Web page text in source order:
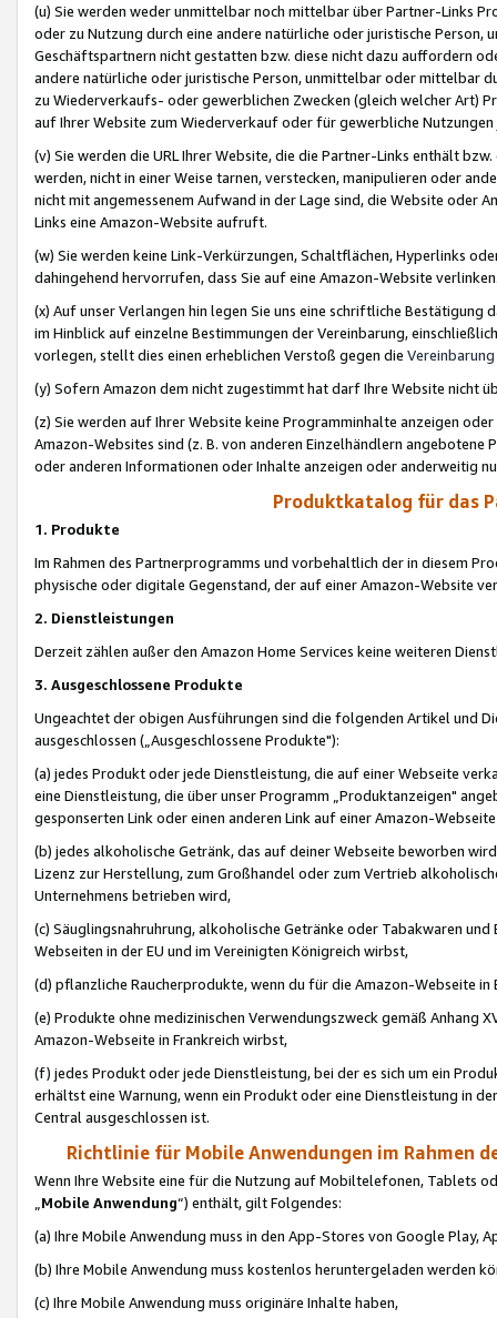
(u) Sie werden weder unmittelbar noch mittelbar über Partner-Links
oder zu Nutzung durch eine andere natürliche oder juristische
Geschäftspartnern nicht gestatten bzw. diese nicht dazu auffordern
andere natürliche oder juristische Person, unmittelbar oder mittelbar
zu Wiederverkaufs- oder gewerblichen Zwecken (gleich welcher Art)
auf Ihrer Website zum Wiederverkauf oder für gewerbliche
(v) Sie werden die URL Ihrer Website, die die Partner-Links enthält
werden, nicht in einer Weise tarnen, verstecken, manipulieren oder
nicht mit angemessenem Aufwand in der Lage sind, die Website oder
Links eine Amazon-Website aufruft.
(w) Sie werden keine Link-Verkürzungen, Schaltflächen, Hyperlinks
dahingehend hervorrufen, dass Sie auf eine Amazon-Website
(x) Auf unser Verlangen hin legen Sie uns eine schriftliche
im Hinblick auf einzelne Bestimmungen der Vereinbarung,
vorlegen, stellt dies einen erheblichen Verstoß gegen die Vereinbarung
(y) Sofern Amazon dem nicht zugestimmt hat darf Ihre Website nicht
(z) Sie werden auf Ihrer Website keine Programminhalte anzeigen
Amazon-Websites sind (z. B. von anderen Einzelhändlern
oder anderen Informationen oder Inhalte anzeigen oder anderweitig
Produktkatalog für das
1. Produkte
Im Rahmen des Partnerprogramms und vorbehaltlich der in diesem
physische oder digitale Gegenstand, der auf einer Amazon-Website
2. Dienstleistungen
Derzeit zählen außer den Amazon Home Services keine weiteren
3. Ausgeschlossene Produkte
Ungeachtet der obigen Ausführungen sind die folgenden Artikel und
ausgeschlossen („Ausgeschlossene Produkte"):
(a) jedes Produkt oder jede Dienstleistung, die auf einer Webseite
eine Dienstleistung, die über unser Programm „Produktanzeigen"
gesponserten Link oder einen anderen Link auf einer Amazon-
(b) jedes alkoholische Getränk, das auf deiner Webseite beworben
Lizenz zur Herstellung, zum Großhandel oder zum Vertrieb
Unternehmens betrieben wird,
(c) Säuglingsnahruhrung, alkoholische Getränke oder Tabakwaren
Webseiten in der EU und im Vereinigten Königreich wirbst,
(d) pflanzliche Raucherprodukte, wenn du für die Amazon-Webseite in
(e) Produkte ohne medizinischen Verwendungszweck gemäß Anhang
Amazon-Webseite in Frankreich wirbst,
(f) jedes Produkt oder jede Dienstleistung, bei der es sich um ein
erhältst eine Warnung, wenn ein Produkt oder eine Dienstleistung in
Central ausgeschlossen ist.
Richtlinie für Mobile Anwendungen im Rahmen
Wenn Ihre Website eine für die Nutzung auf Mobiltelefonen, Tablets
„Mobile Anwendung“) enthält, gilt Folgendes:
(a) Ihre Mobile Anwendung muss in den App-Stores von Google Play,
(b) Ihre Mobile Anwendung muss kostenlos heruntergeladen werden
(c) Ihre Mobile Anwendung muss originäre Inhalte haben,